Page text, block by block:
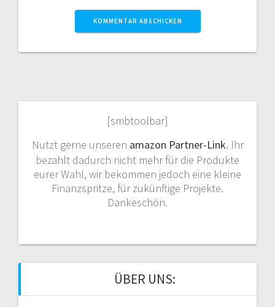
[smbtoolbar]
Nutzt gerne unseren amazon Partner-Link. Ihr
bezahlt dadurch nicht mehr für die Produkte
eurer Wahl, wir bekommen jedoch eine kleine
Finanzspritze, für zukünftige Projekte.
Dankeschön.
ÜBER UNS: